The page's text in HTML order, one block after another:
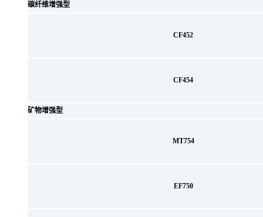
碳纤维增强型
CF452
CF454
矿物增强型
MT754
EF750